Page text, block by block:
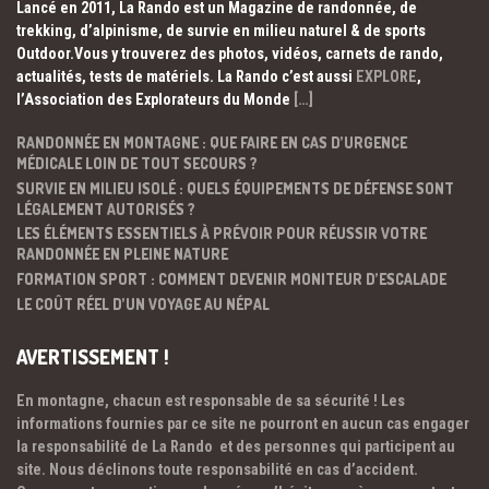
Lancé en 2011, La Rando est un Magazine de randonnée, de
trekking, d’alpinisme, de survie en milieu naturel & de sports
Outdoor.Vous y trouverez des photos, vidéos, carnets de rando,
actualités, tests de matériels. La Rando c’est aussi EXPLORE,
l’Association des Explorateurs du Monde […]
RANDONNÉE EN MONTAGNE : QUE FAIRE EN CAS D’URGENCE
MÉDICALE LOIN DE TOUT SECOURS ?
SURVIE EN MILIEU ISOLÉ : QUELS ÉQUIPEMENTS DE DÉFENSE SONT
LÉGALEMENT AUTORISÉS ?
LES ÉLÉMENTS ESSENTIELS À PRÉVOIR POUR RÉUSSIR VOTRE
RANDONNÉE EN PLEINE NATURE
FORMATION SPORT : COMMENT DEVENIR MONITEUR D’ESCALADE
LE COÛT RÉEL D’UN VOYAGE AU NÉPAL
AVERTISSEMENT !
En montagne, chacun est responsable de sa sécurité ! Les
informations fournies par ce site ne pourront en aucun cas engager
la responsabilité de La Rando et des personnes qui participent au
site. Nous déclinons toute responsabilité en cas d’accident.